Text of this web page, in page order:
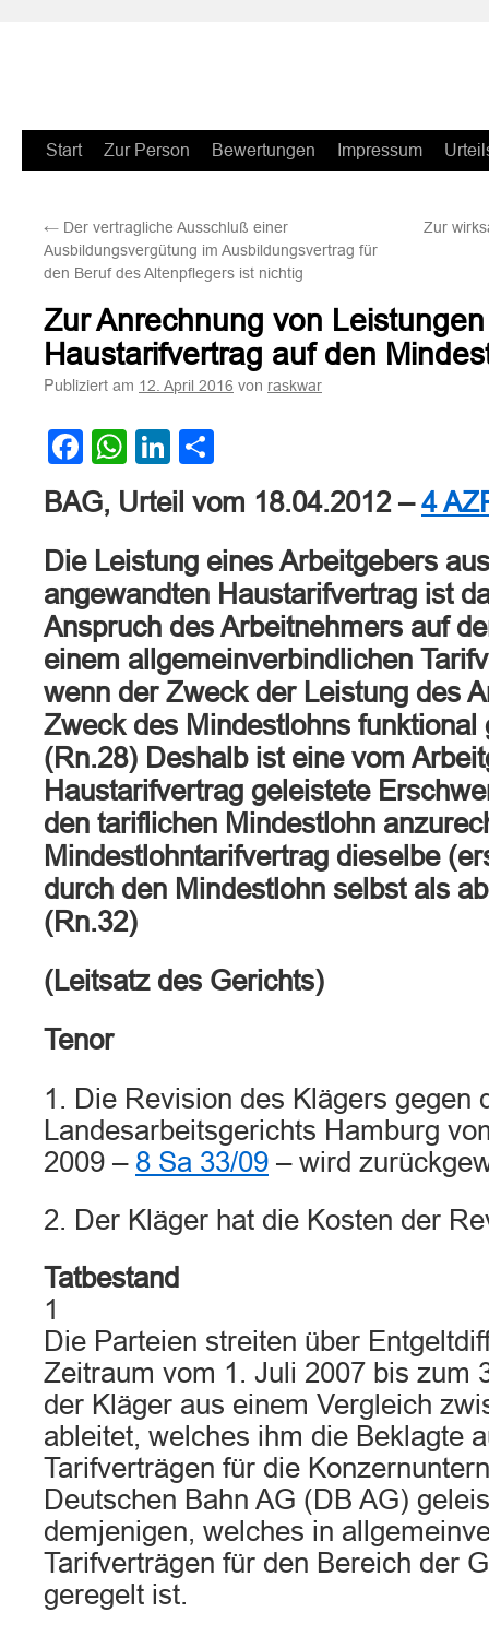
Zum
springen
Start Zur Person Bewertungen Impressum
← Der vertragliche Ausschluß einer
Ausbildungsvergütung im Ausbildungsvertrag für
den Beruf des Altenpflegers ist nichtig
Zur
Zur Anrechnung von
Haustarifvertrag auf den
Publiziert am 12. April 2016 von raskwar
Facebook
WhatsApp
LinkedIn
BAG, Urteil vom 18.04.2012 –4
Die Leistung eines Arbeitgebers
angewandten Haustarifvertrag ist
Anspruch des Arbeitnehmers auf
einem allgemeinverbindlichen
wenn der Zweck der Leistung des
Zweck des Mindestlohns funktional
(Rn.28) Deshalb ist eine vom
Haustarifvertrag geleistete
den tariflichen Mindestlohn
Mindestlohntarifvertrag dieselbe
durch den Mindestlohn selbst als
(Rn.32)
(Leitsatz des Gerichts)
Tenor
1. Die Revision des Klägers gegen
Landesarbeitsgerichts Hamburg
2009 – 8 Sa 33/09 – wird
2. Der Kläger hat die Kosten der
Tatbestand
1
Die Parteien streiten über
Zeitraum vom 1. Juli 2007 bis zum
der Kläger aus einem Vergleich
ableitet, welches ihm die Beklagte
Tarifverträgen für die
Deutschen Bahn AG (DB AG)
demjenigen, welches in
Tarifverträgen für den Bereich der
geregelt ist.